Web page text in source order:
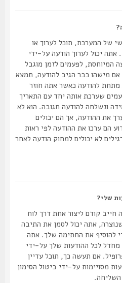
המערכת, תוכל לערוך או
לערוך הודעה על-ידי
לפעמים לזמן מוגבל
כבר הגיב להודעה, תמצא
להודעה כאשר אתה חוזר
אותה יחד עם התאריך
להודעה תגובה. הוא לא
ההודעה, אך הם יכולים
את ההודעה לפי ראות
יכולים למחוק הודעה לאחר
קודם ליצור אחת דרך לוח
אתה יכול לסמן את התיבה
את החתימה שלך. אתה
לכל ההודעות שלך על-ידי
אם תעשה כך, תוכל עדיין
על-ידי ביטול הסימון